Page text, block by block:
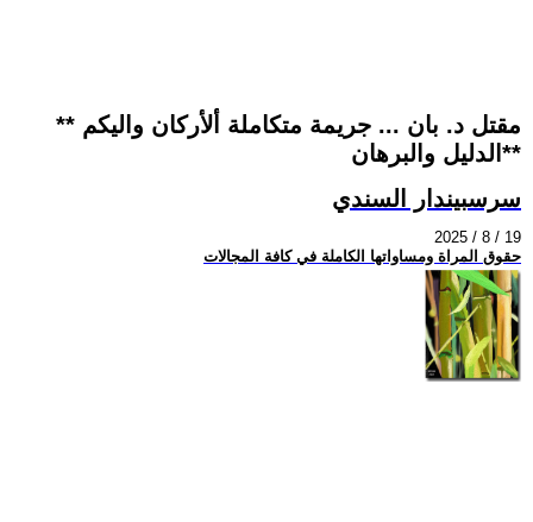
** مقتل د. بان ... جريمة متكاملة ألأركان واليكم
الدليل والبرهان**
سرسبيندار السندي
2025 / 8 / 19
حقوق المراة ومساواتها الكاملة في كافة المجالات